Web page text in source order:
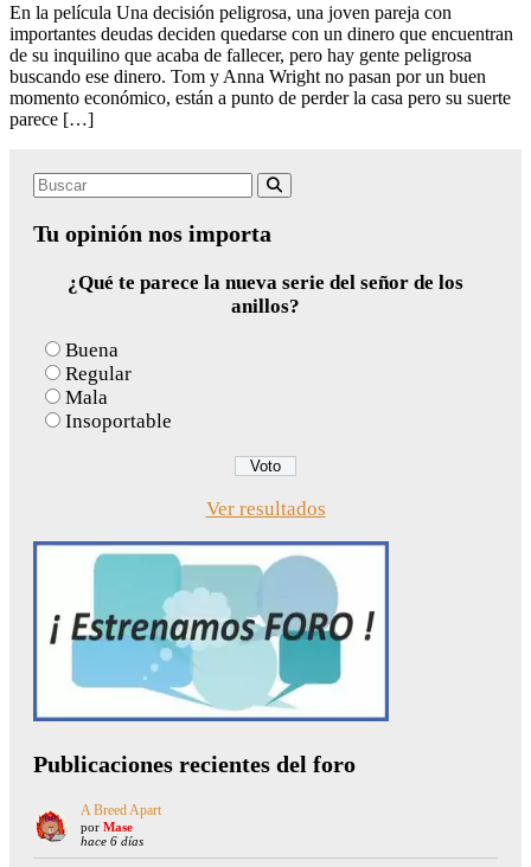
En la película Una decisión peligrosa, una joven pareja con
importantes deudas deciden quedarse con un dinero que encuentran
de su inquilino que acaba de fallecer, pero hay gente peligrosa
buscando ese dinero. Tom y Anna Wright no pasan por un buen
momento económico, están a punto de perder la casa pero su suerte
parece […]
Search
Tu opinión nos importa
¿Qué te parece la nueva serie del señor de los
anillos?
Buena
Regular
Mala
Insoportable
Ver resultados
Publicaciones recientes del foro
A Breed Apart
por Mase
hace 6 días